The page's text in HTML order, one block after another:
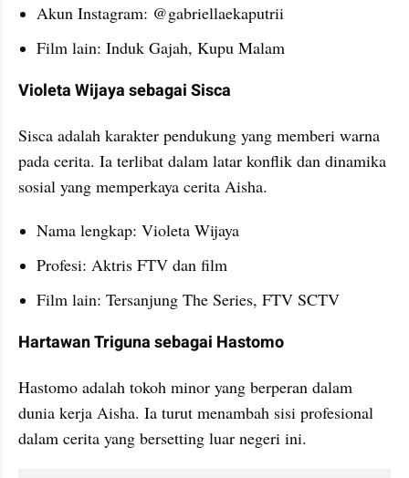
Akun Instagram: @gabriellaekaputrii
Film lain: Induk Gajah, Kupu Malam
Violeta Wijaya sebagai Sisca
Sisca adalah karakter pendukung yang memberi warna
pada cerita. Ia terlibat dalam latar konflik dan dinamika
sosial yang memperkaya cerita Aisha.
Nama lengkap: Violeta Wijaya
Profesi: Aktris FTV dan film
Film lain: Tersanjung The Series, FTV SCTV
Hartawan Triguna sebagai Hastomo
Hastomo adalah tokoh minor yang berperan dalam
dunia kerja Aisha. Ia turut menambah sisi profesional
dalam cerita yang bersetting luar negeri ini.